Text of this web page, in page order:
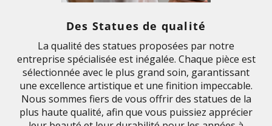
Des Statues de qualité
La qualité des statues proposées par notre
entreprise spécialisée est inégalée. Chaque pièce est
sélectionnée avec le plus grand soin, garantissant
une excellence artistique et une finition impeccable.
Nous sommes fiers de vous offrir des statues de la
plus haute qualité, afin que vous puissiez apprécier